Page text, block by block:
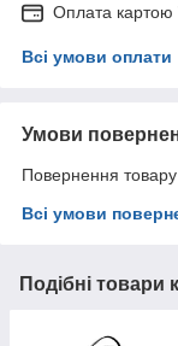
Оплата картою
Всі умови оплати
Умови
Повернення
Всі умови
Подібні товари